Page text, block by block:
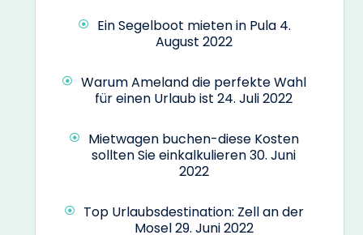
Ein Segelboot mieten in Pula 4.
August 2022
Warum Ameland die perfekte Wahl
für einen Urlaub ist 24. Juli 2022
Mietwagen buchen-diese Kosten
sollten Sie einkalkulieren30. Juni
2022
Top Urlaubsdestination: Zell an der
Mosel29. Juni 2022